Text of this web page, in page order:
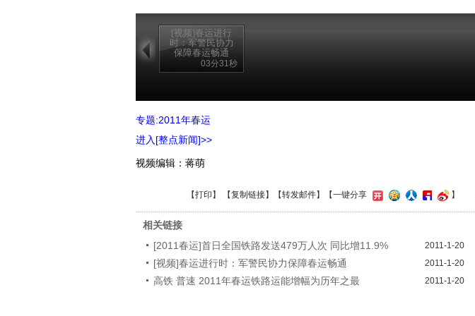
[视频]春运进行
时：军警民协力
保障春运畅通
03分31秒
专题:2011年春运
进入[整点新闻]>>
视频编辑：蒋萌
【打印 】 【复制链接】【转发邮件】 【一键分享 】
相关链接
[2011春运]首日全国铁路发送479万人次 同比增11.9%
2011-1-20
[视频]春运进行时：军警民协力保障春运畅通 2011-1-20
高铁 普速 2011年春运铁路运能增幅为历年之最 2011-1-20